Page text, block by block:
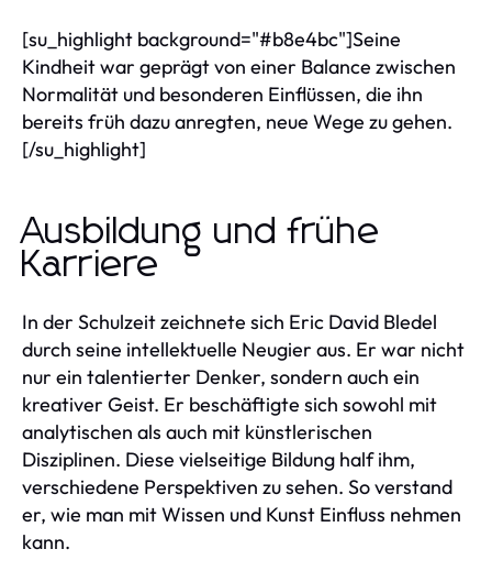
[su_highlight background="#b8e4bc"]Seine
Kindheit war geprägt von einer Balance zwischen
Normalität und besonderen Einflüssen, die ihn
bereits früh dazu anregten, neue Wege zu gehen.
[/su_highlight]
Ausbildung und frühe
Karriere
In der Schulzeit zeichnete sich Eric David Bledel
durch seine intellektuelle Neugier aus. Er war nicht
nur ein talentierter Denker, sondern auch ein
kreativer Geist. Er beschäftigte sich sowohl mit
analytischen als auch mit künstlerischen
Disziplinen. Diese vielseitige Bildung half ihm,
verschiedene Perspektiven zu sehen. So verstand
er, wie man mit Wissen und Kunst Einfluss nehmen
kann.